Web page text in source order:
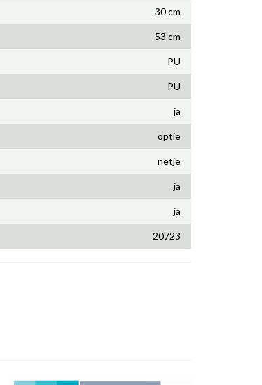
30 cm
53 cm
PU
PU
ja
optie
netje
ja
ja
20723